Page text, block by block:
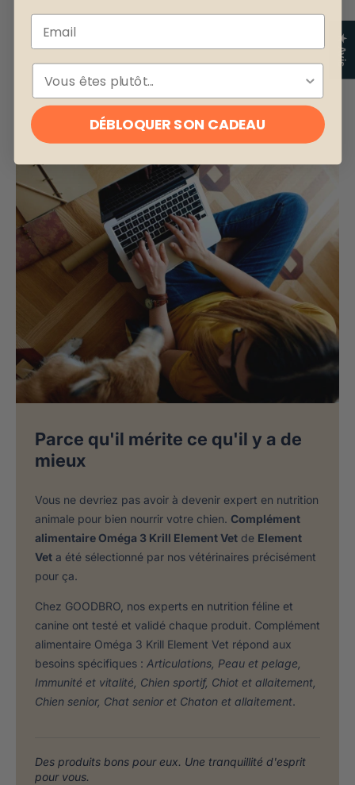
Parce qu'il mérite ce qu'il y a de
mieux
Vous ne devriez pas avoir à devenir expert en nutrition
animale pour bien nourrir votre chien. Complément
alimentaire Oméga 3 Krill Element Vet de Element
Vet a été sélectionné par nos vétérinaires précisément
pour ça.
Chez GOODBRO, nos experts en nutrition féline et
canine ont testé et validé chaque produit. Complément
alimentaire Oméga 3 Krill Element Vet répond aux
besoins spécifiques : Articulations, Peau et pelage,
Immunité et vitalité, Chien sportif, Chiot et allaitement,
Chien senior, Chat senior et Chaton et allaitement.
Des produits bons pour eux. Une tranquillité d'esprit
pour vous.
★ Avis
ESPÈCE
DÉBLOQUER SON CADEAU